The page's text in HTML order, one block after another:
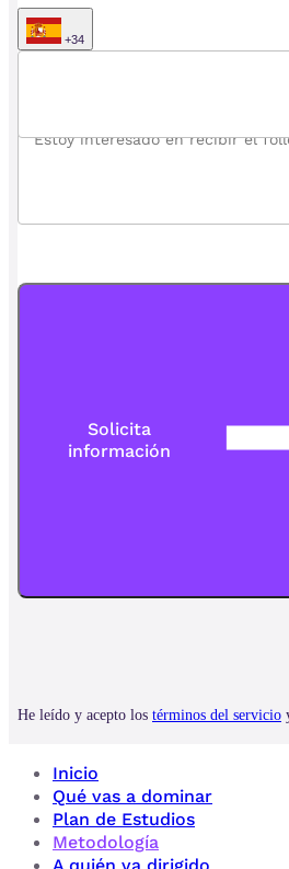
Inicio
Qué vas a dominar
Plan de Estudios
Metodología